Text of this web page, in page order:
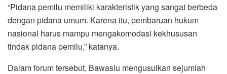
“Pidana pemilu memiliki karakteristik yang sangat berbeda
dengan pidana umum. Karena itu, pembaruan hukum
nasional harus mampu mengakomodasi kekhususan
tindak pidana pemilu,” katanya.
Dalam forum tersebut, Bawaslu mengusulkan sejumlah